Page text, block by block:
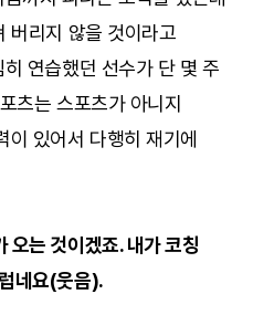
버리지 않을 것이라고
연습했던 선수가 단 몇 주
츠는 스포츠가 아니지
이 있어서 다행히 재기에
오는 것이겠죠. 내가 코칭
네요(웃음).